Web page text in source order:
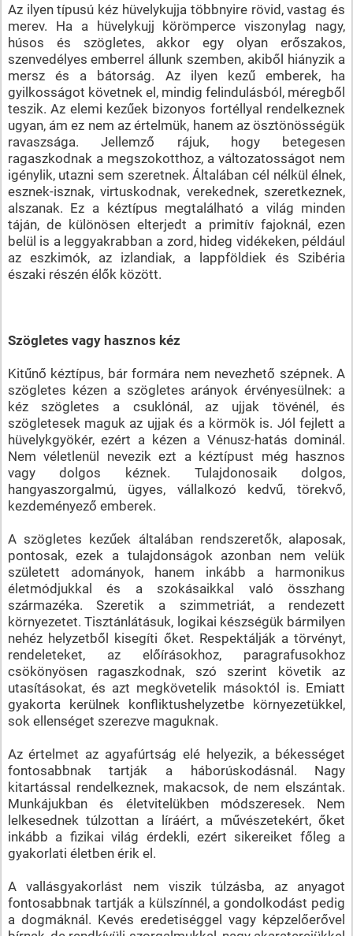
Az ilyen típusú kéz hüvelykujja többnyire rövid, vastag és
merev. Ha a hüvelykujj körömperce viszonylag nagy,
húsos és szögletes, akkor egy olyan erőszakos,
szenvedélyes emberrel állunk szemben, akiből hiányzik a
mersz és a bátorság. Az ilyen kezű emberek, ha
gyilkosságot követnek el, mindig felindulásból, méregből
teszik. Az elemi kezűek bizonyos fortéllyal rendelkeznek
ugyan, ám ez nem az értelmük, hanem az ösztönösségük
ravaszsága. Jellemző rájuk, hogy betegesen
ragaszkodnak a megszokotthoz, a változatosságot nem
igénylik, utazni sem szeretnek. Általában cél nélkül élnek,
esznek-isznak, virtuskodnak, verekednek, szeretkeznek,
alszanak. Ez a kéztípus megtalálható a világ minden
táján, de különösen elterjedt a primitív fajoknál, ezen
belül is a leggyakrabban a zord, hideg vidékeken, például
az eszkimók, az izlandiak, a lappföldiek és Szibéria
északi részén élők között.
Szögletes vagy hasznos kéz
Kitűnő kéztípus, bár formára nem nevezhető szépnek. A
szögletes kézen a szögletes arányok érvényesülnek: a
kéz szögletes a csuklónál, az ujjak tövénél, és
szögletesek maguk az ujjak és a körmök is. Jól fejlett a
hüvelykgyökér, ezért a kézen a Vénusz-hatás dominál.
Nem véletlenül nevezik ezt a kéztípust még hasznos
vagy dolgos kéznek. Tulajdonosaik dolgos,
hangyaszorgalmú, ügyes, vállalkozó kedvű, törekvő,
kezdeményező emberek.
A szögletes kezűek általában rendszeretők, alaposak,
pontosak, ezek a tulajdonságok azonban nem velük
született adományok, hanem inkább a harmonikus
életmódjukkal és a szokásaikkal való összhang
származéka. Szeretik a szimmetriát, a rendezett
környezetet. Tisztánlátásuk, logikai készségük bármilyen
nehéz helyzetből kisegíti őket. Respektálják a törvényt,
rendeleteket, az előírásokhoz, paragrafusokhoz
csökönyösen ragaszkodnak, szó szerint követik az
utasításokat, és azt megkövetelik másoktól is. Emiatt
gyakorta kerülnek konfliktushelyzetbe környezetükkel,
sok ellenséget szerezve maguknak.
Az értelmet az agyafúrtság elé helyezik, a békességet
fontosabbnak tartják a háborúskodásnál. Nagy
kitartással rendelkeznek, makacsok, de nem elszántak.
Munkájukban és életvitelükben módszeresek. Nem
lelkesednek túlzottan a líráért, a művészetekért, őket
inkább a fizikai világ érdekli, ezért sikereiket főleg a
gyakorlati életben érik el.
A vallásgyakorlást nem viszik túlzásba, az anyagot
fontosabbnak tartják a külszínnél, a gondolkodást pedig
a dogmáknál. Kevés eredetiséggel vagy képzelőerővel